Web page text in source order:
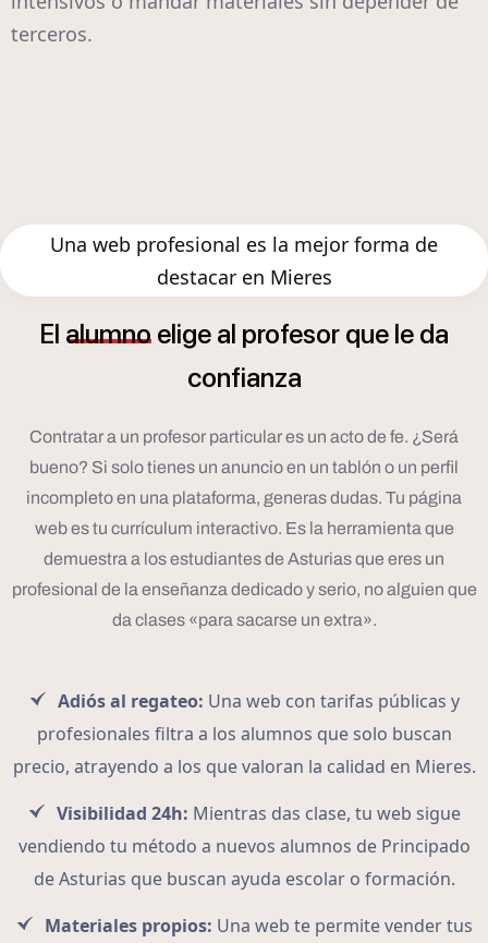
terceros.
Una web profesional es la mejor forma de
destacar en Mieres
El alumno elige al profesor que le da
confianza
Contratar a un profesor particular es un acto de fe. ¿Será
bueno? Si solo tienes un anuncio en un tablón o un perfil
incompleto en una plataforma, generas dudas. Tu página
web es tu currículum interactivo. Es la herramienta que
demuestra a los estudiantes de Asturias que eres un
profesional de la enseñanza dedicado y serio, no alguien que
da clases «para sacarse un extra».
Adiós al regateo: Una web con tarifas públicas y
profesionales filtra a los alumnos que solo buscan
precio, atrayendo a los que valoran la calidad en Mieres.
Visibilidad 24h: Mientras das clase, tu web sigue
vendiendo tu método a nuevos alumnos de Principado
de Asturias que buscan ayuda escolar o formación.
Materiales propios: Una web te permite vender tus